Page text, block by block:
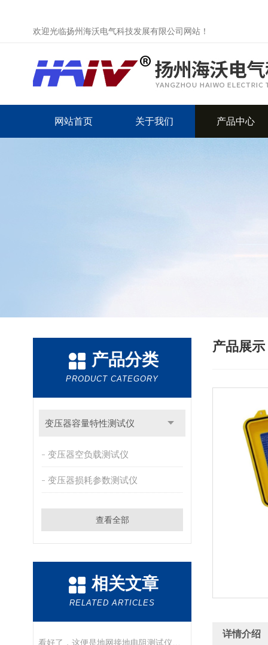
欢迎光临扬州海沃电气科技发展有限公司网站！
网站首页 关于我们 产品中心
产品分类
PRODUCT CATEGORY
变压器容量特性测试仪
变压器空负载测试仪
变压器损耗参数测试仪
查看全部
相关文章
RELATED ARTICLES
产品展示
详情介绍